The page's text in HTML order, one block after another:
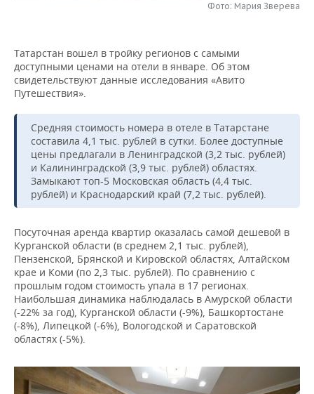
ОТКРЫТАЯ ЛЕКЦИЯ
БАСКЕТБОЛ
ВОЛЕЙБОЛ
КИБЕРСПОРТ
ФИГУРНОЕ КАТАНИЕ
ВОДНЫЕ ВИДЫ СПОРТА
ХОККЕЙ С МЯЧОМ
ИНФРАСТРУКТУРА
ИСТОРИЯ
КУЛЬТУРА
МЕДИЦИНА
ОБРАЗОВАНИЕ
ПРОИСШЕСТВИЯ
СПРАВОЧНИК
СПИСОК ПЕРСОН
СПИСОК КОМПАНИЙ
Фото: Мария Зверева
Татарстан вошел в тройку регионов с самыми
доступными ценами на отели в январе. Об этом
свидетельствуют данные исследования «Авито
Путешествия».
Средняя стоимость номера в отеле в Татарстане
составила 4,1 тыс. рублей в сутки. Более доступные
цены предлагали в Ленинградской (3,2 тыс. рублей)
и Калининградской (3,9 тыс. рублей) областях.
Замыкают топ-5 Московская область (4,4 тыс.
рублей) и Краснодарский край (7,2 тыс. рублей).
Посуточная аренда квартир оказалась самой дешевой в
Курганской области (в среднем 2,1 тыс. рублей),
Пензенской, Брянской и Кировской областях, Алтайском
крае и Коми (по 2,3 тыс. рублей). По сравнению с
прошлым годом стоимость упала в 17 регионах.
Наибольшая динамика наблюдалась в Амурской области
(-22% за год), Курганской области (-9%), Башкортостане
(-8%), Липецкой (-6%), Вологодской и Саратовской
областях (-5%).